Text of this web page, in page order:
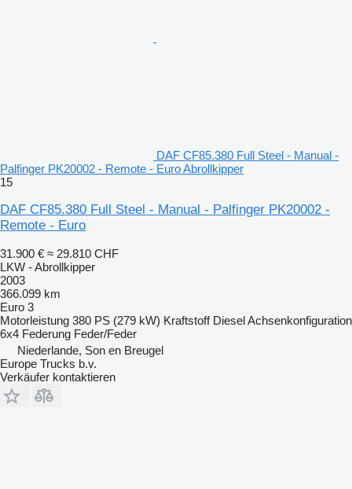
DAF CF85.380 Full Steel - Manual -
Palfinger PK20002 - Remote - Euro Abrollkipper
15
DAF CF85.380 Full Steel - Manual - Palfinger PK20002 -
Remote - Euro
31.900 € ≈ 29.810 CHF
LKW - Abrollkipper
2003
366.099 km
Euro 3
Motorleistung 380 PS (279 kW) Kraftstoff DieselAchsenkonfiguration
6x4 Federung Feder/Feder
Niederlande, Son en Breugel
Europe Trucks b.v.
Verkäufer kontaktieren